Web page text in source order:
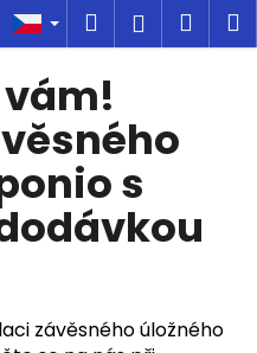
Hledat
s
závěsného úložného